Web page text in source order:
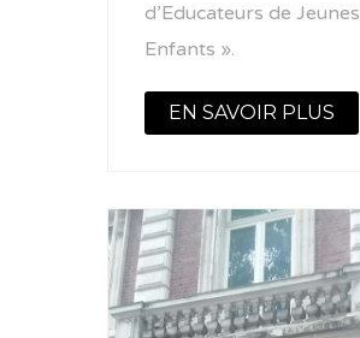
d’Educateurs de Jeunes
Enfants ».
EN SAVOIR PLUS